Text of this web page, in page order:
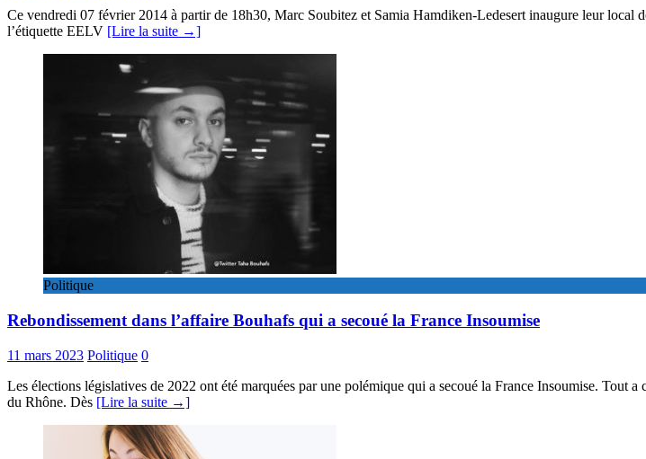
Ce vendredi 07 février 2014 à partir de 18h30, Marc Soubitez et Samia Hamdiken-Ledesert inaugure leur local
l’étiquette EELV [Lire la suite →]
Politique
Rebondissement dans l’affaire Bouhafs qui a secoué la France Insoumise
11 mars 2023 Politique 0
Les élections législatives de 2022 ont été marquées par une polémique qui a secoué la France Insoumise.
du Rhône. Dès [Lire la suite →]